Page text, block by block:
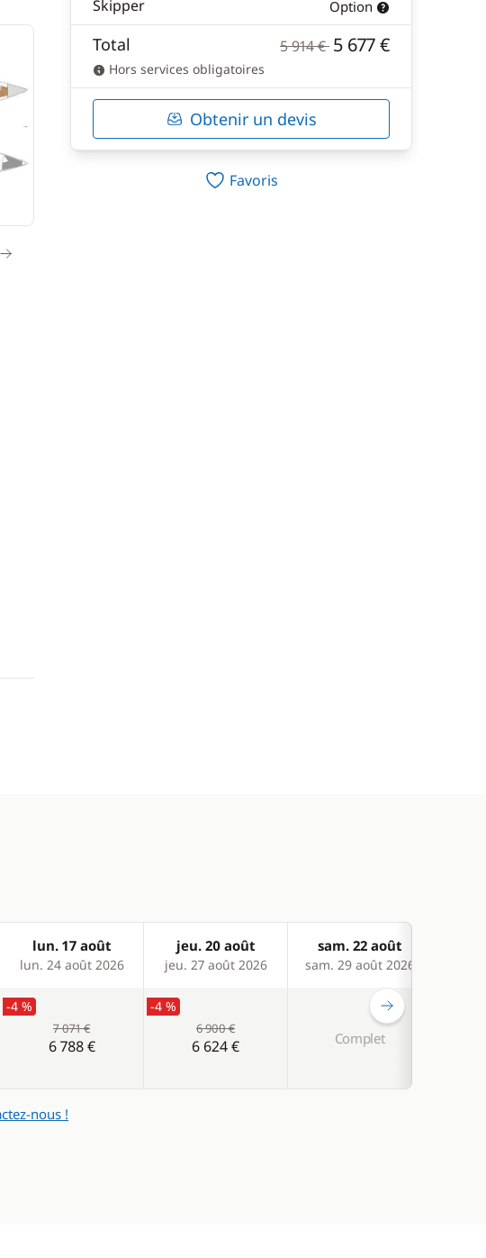
Skipper Option
Total 5 914 € 5 677 €
Hors services obligatoires
Obtenir un devis
Favoris
lun. 17 août
lun. 24 août 2026
jeu. 20 août
jeu. 27 août 2026
sam. 22 août
sam. 29 août 2026
-4 %
7 071 €
6 788 €
-4 %
6 900 €
6 624 € Complet
nous !